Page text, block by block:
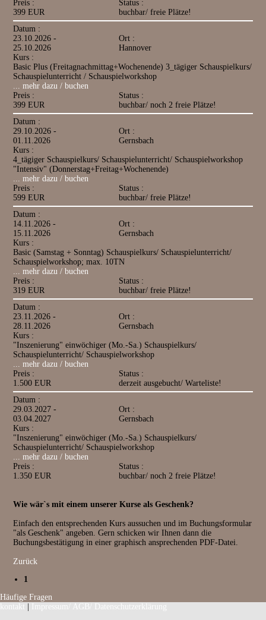
Preis :
399 EUR
Status :
buchbar/ freie Plätze!
Datum :
23.10.2026 -
25.10.2026
Ort :
Hannover
Kurs :
Basic Plus (Freitagnachmittag+Wochenende) 3_tägiger Schauspielkurs/
Schauspielunterricht / Schauspielworkshop
... mehr dazu / buchen
Preis :
399 EUR
Status :
buchbar/ noch 2 freie Plätze!
Datum :
29.10.2026 -
01.11.2026
Ort :
Gernsbach
Kurs :
4_tägiger Schauspielkurs/ Schauspielunterricht/ Schauspielworkshop
"Intensiv" (Donnerstag+Freitag+Wochenende)
... mehr dazu / buchen
Preis :
599 EUR
Status :
buchbar/ freie Plätze!
Datum :
14.11.2026 -
15.11.2026
Ort :
Gernsbach
Kurs :
Basic (Samstag + Sonntag) Schauspielkurs/ Schauspielunterricht/
Schauspielworkshop; max. 10TN
... mehr dazu / buchen
Preis :
319 EUR
Status :
buchbar/ freie Plätze!
Datum :
23.11.2026 -
28.11.2026
Ort :
Gernsbach
Kurs :
"Inszenierung" einwöchiger (Mo.-Sa.) Schauspielkurs/
Schauspielunterricht/ Schauspielworkshop
... mehr dazu / buchen
Preis :
1.500 EUR
Status :
derzeit ausgebucht/ Warteliste!
Datum :
29.03.2027 -
03.04.2027
Ort :
Gernsbach
Kurs :
"Inszenierung" einwöchiger (Mo.-Sa.) Schauspielkurs/
Schauspielunterricht/ Schauspielworkshop
... mehr dazu / buchen
Preis :
1.350 EUR
Status :
buchbar/ noch 2 freie Plätze!
Wie wär`s mit einem unserer Kurse als Geschenk?
Einfach den entsprechenden Kurs aussuchen und im Buchungsformular
"als Geschenk" angeben. Gern schicken wir Ihnen dann die
Buchungsbestätigung in einer graphisch ansprechenden PDF-Datei.
Zurück
1
Häufige Fragen
kontakt
Impressum/ AGB/ Datenschutzerklärung